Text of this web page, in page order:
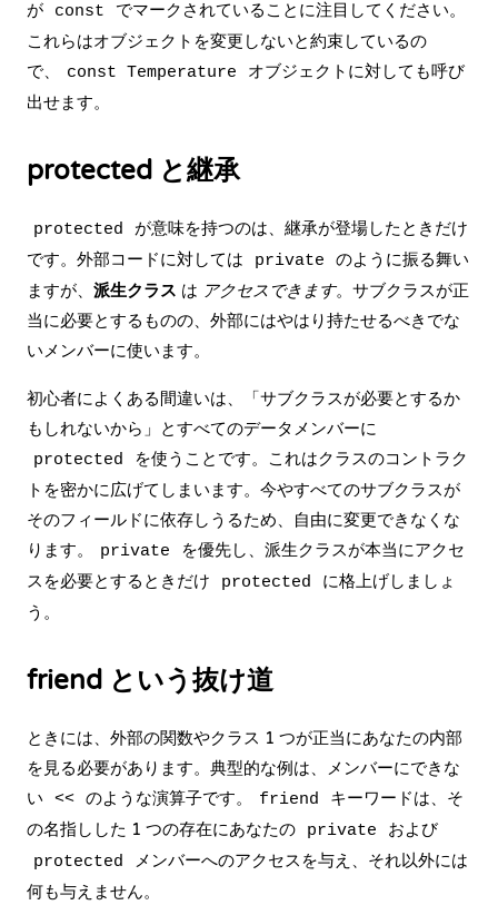
が const
でマークされていることに注目してください。
これらはオブジェクトを変更しないと約束しているの
で、
const Temperature
オブジェクトに対しても呼び
出せます。
protected と継承
protected が意味を持つのは、 継承が登場したときだけ
です。外部コードに対しては
private
のように振る舞い
ますが、 派生クラス は アクセスできます。サブクラスが正
当に必要とするものの、外部にはやはり持たせるべきでな
いメンバーに使います。
初心者によくある間違いは、「サブクラスが必要とするか
もしれないから」とすべてのデータメンバーに
protected
を使うことです。これはクラスのコントラク
トを密かに広げてしまいます。今やすべてのサブクラスが
そのフィールドに依存しうるため、自由に変更できなくな
ります。
private
を優先し、派生クラスが本当にアクセ
スを必要とするときだけ
protected
に格上げしましょ
う。
friend という抜け道
ときには、外部の関数やクラス 1 つが正当にあなたの内部
を見る必要があります。典型的な例は、メンバーにできな
い
<< のような演算子です。 friend
キーワードは、そ
の名指しした 1 つの存在にあなたの
private および
protected
メンバーへのアクセスを与え、それ以外には
何も与えません。